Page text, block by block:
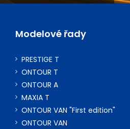
Modelové řady
PRESTIGE T
ONTOUR T
ONTOUR A
MAXIA T
ONTOUR VAN "First edition"
ONTOUR VAN